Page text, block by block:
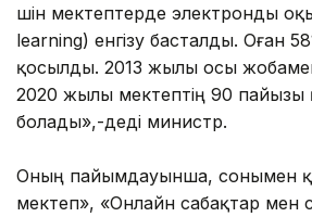
үшін мектептерде электронды
learning) енгізу басталды. Оған
қосылды. 2013 жылы осы
2020 жылы мектептің 90 пайызы
болады»,-деді министр.
Оның пайымдауынша, сонымен
мектеп», «Онлайн сабақтар мен